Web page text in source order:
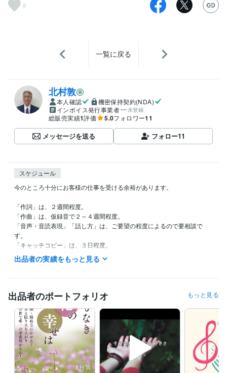
8
一覧に戻る
北村敦
本人確認
機密保持契約(NDA)
インボイス発行事業者
未登録
総販売実績1評価 5.0フォロワー11
メッセージを送る フォロー11
スケジュール
今のところ十分にお客様の仕事を受ける余裕があります。
「作詞」は、２週間程度。
「作曲」は、仮録音で２～４週間程度。
「音声・音読表現」「話し方」は、ご要望の程度によるので要相談で
す。
「キャッチコピー」は、３日程度。
「記事作成」は、内容及び原稿量によるので要相談です。
「電子書籍作成」も内容・原稿量・サポートの有無によるので要相談で
また、初心者指導ありの場合は、２カ月程度、
さらに、原稿なしからのサポートが必要な場合は、４カ月程度を想定し
ております。
「校正」「リライト」は、内容によるので要相談ですが作業は早いで
す。
電話＆チャットにて「教育・人生」に関する相談も行っています。
経験職種
出品者の実績をもっと見る
出品者のポートフォリオ もっと見る